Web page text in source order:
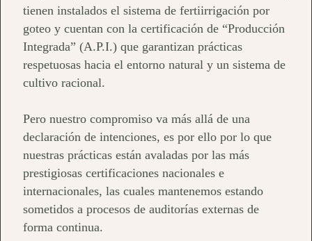
tienen instalados el sistema de fertiirrigación por
goteo y cuentan con la certificación de “Producción
Integrada” (A.P.I.) que garantizan prácticas
respetuosas hacia el entorno natural y un sistema de
cultivo racional.
Pero nuestro compromiso va más allá de una
declaración de intenciones, es por ello por lo que
nuestras prácticas están avaladas por las más
prestigiosas certificaciones nacionales e
internacionales, las cuales mantenemos estando
sometidos a procesos de auditorías externas de
forma continua.